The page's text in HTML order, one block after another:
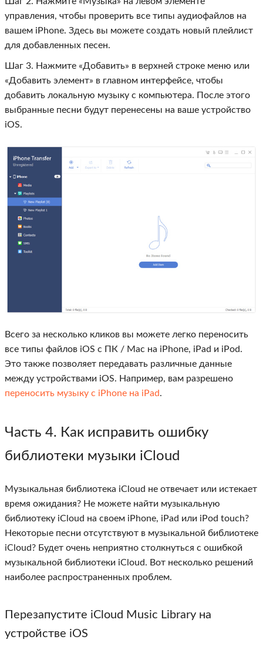
управления, чтобы проверить все типы аудиофайлов на
вашем iPhone. Здесь вы можете создать новый плейлист
для добавленных песен.
Шаг 3. Нажмите «Добавить» в верхней строке меню или
«Добавить элемент» в главном интерфейсе, чтобы
добавить локальную музыку с компьютера. После этого
выбранные песни будут перенесены на ваше устройство
iOS.
Всего за несколько кликов вы можете легко переносить
все типы файлов iOS с ПК / Mac на iPhone, iPad и iPod.
Это также позволяет передавать различные данные
между устройствами iOS. Например, вам разрешено
переносить музыку с iPhone на iPad.
Часть 4. Как исправить ошибку
библиотеки музыки iCloud
Музыкальная библиотека iCloud не отвечает или истекает
время ожидания? Не можете найти музыкальную
библиотеку iCloud на своем iPhone, iPad или iPod touch?
Некоторые песни отсутствуют в музыкальной библиотеке
iCloud? Будет очень неприятно столкнуться с ошибкой
музыкальной библиотеки iCloud. Вот несколько решений
наиболее распространенных проблем.
Перезапустите iCloud Music Library на
устройстве iOS